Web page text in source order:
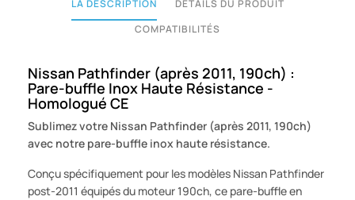
LA DESCRIPTION
DÉTAILS DU PRODUIT
COMPATIBILITÉS
Nissan Pathfinder (après 2011, 190ch) :
Pare-buffle Inox Haute Résistance -
Homologué CE
Sublimez votre Nissan Pathfinder (après 2011, 190ch)
avec notre pare-buffle inox haute résistance.
Conçu spécifiquement pour les modèles Nissan Pathfinder
post-2011 équipés du moteur 190ch, ce pare-buffle en